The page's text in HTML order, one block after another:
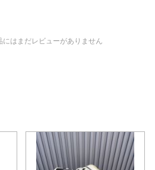
にはまだレビューがありません